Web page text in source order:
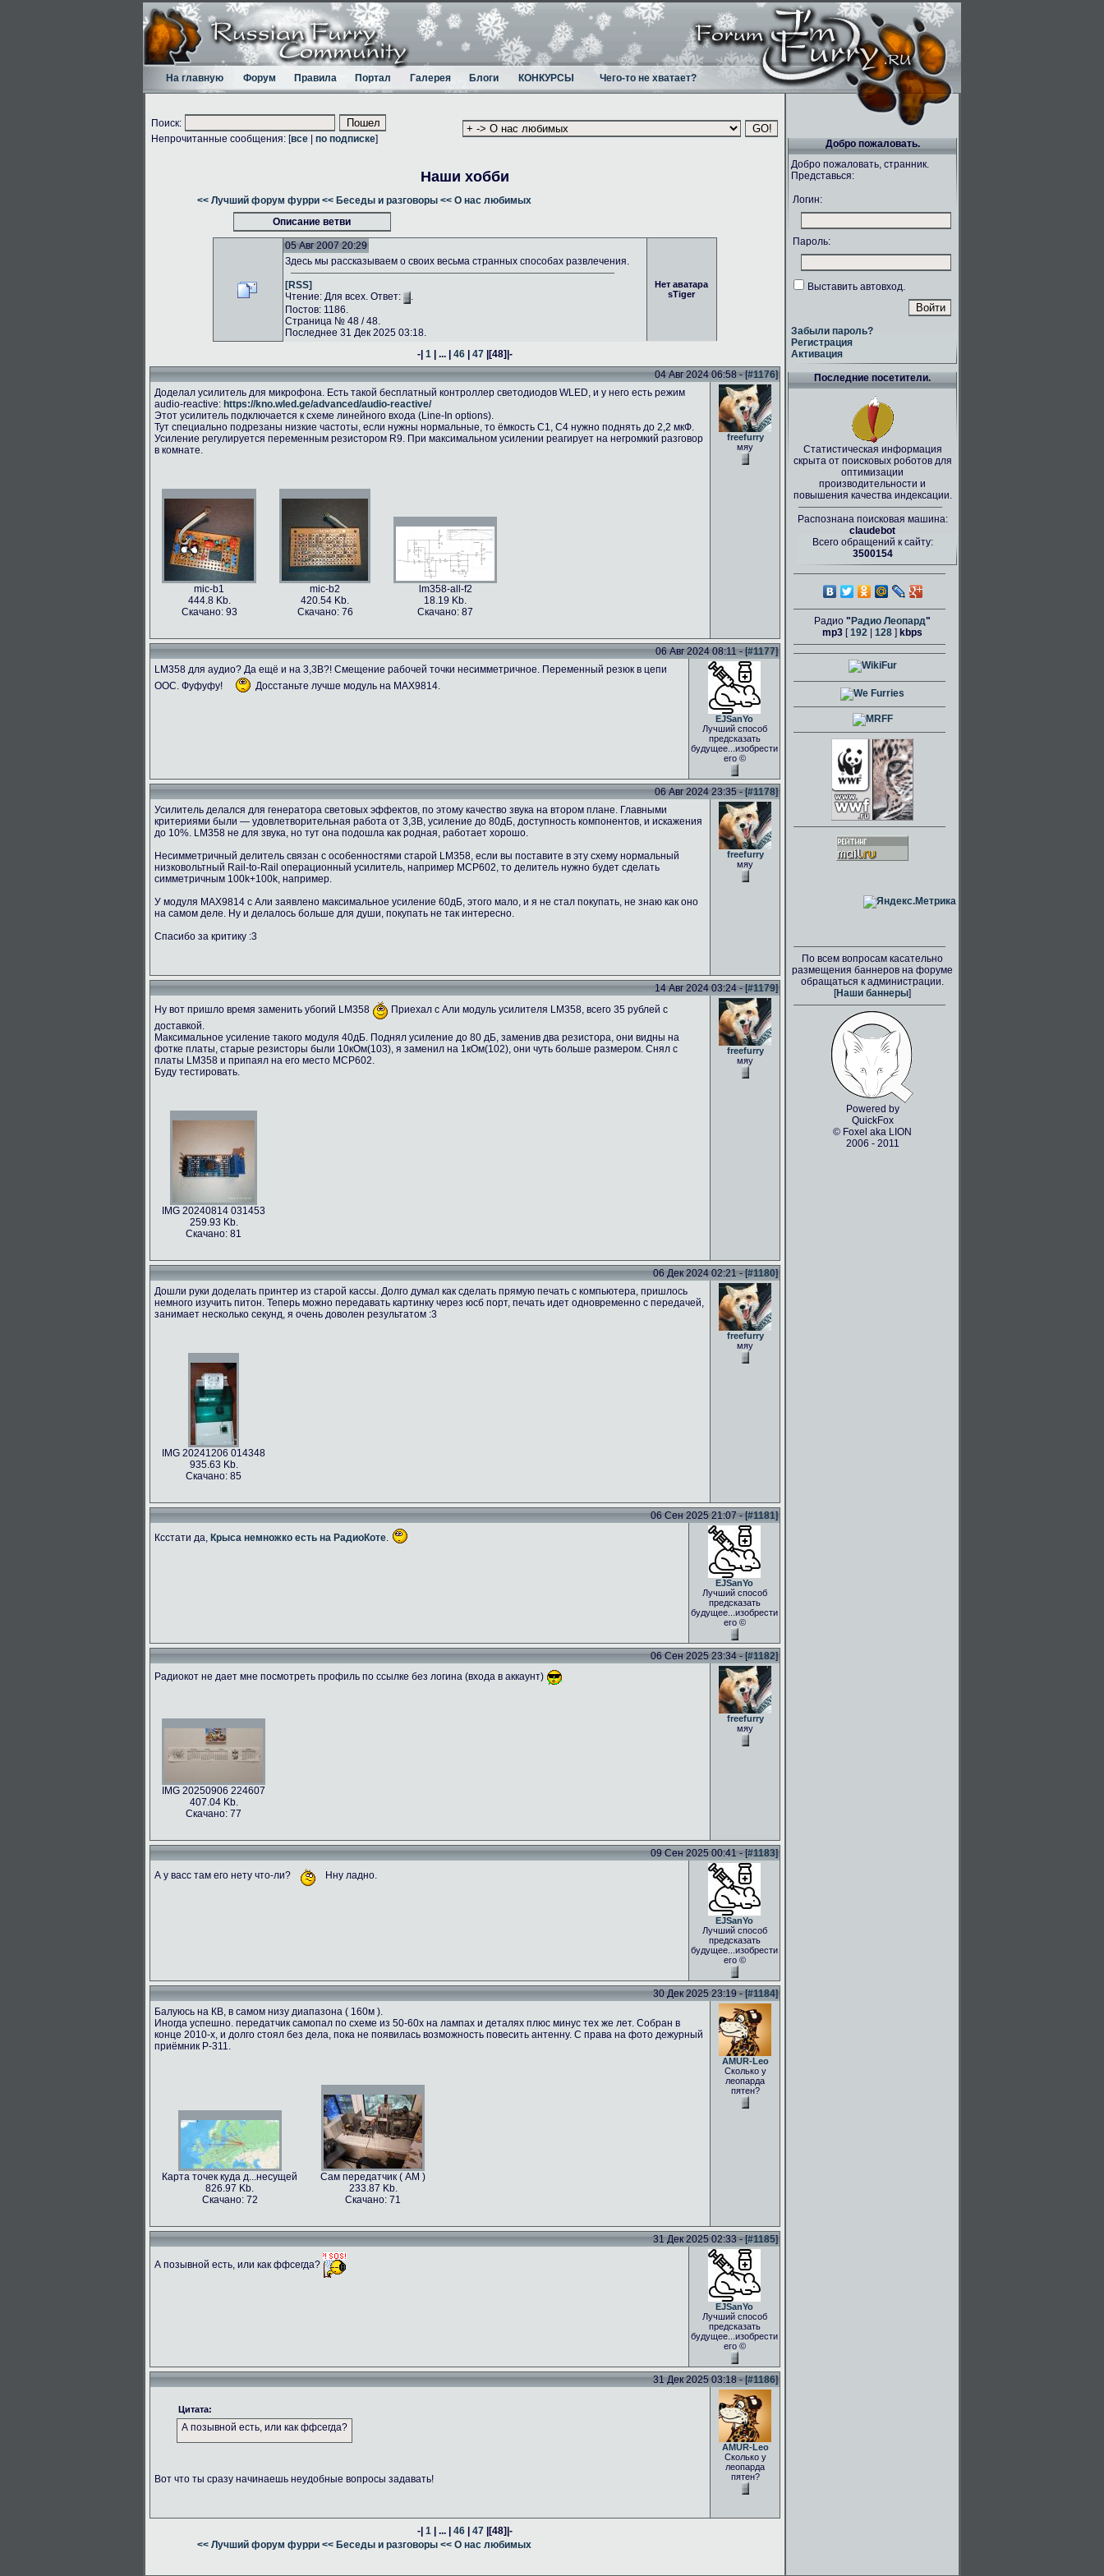
На главную Форум Правила Портал Галерея Блоги КОНКУРСЫ Чего-то не хватает?
Поиск:
Непрочитанные сообщения: [все по подписке]
Наши хобби
<< Лучший форум фурри << Беседы и разговоры << О нас любимых
Описание ветви
05 Авг 2007 20:29
Нет аватара
sTiger
Здесь мы рассказываем о своих весьма странных способах развлечения.
[RSS]
Чтение: Для всех. Ответ:
.
Постов: 1186.
Страница № 48 / 48.
Последнее 31 Дек 2025 03:18.
-| 1 | ... | 46 | 47 |[48]|-
04 Авг 2024 06:58 - [#1176]
Доделал усилитель для микрофона. Есть такой бесплатный контроллер светодиодов WLED, и у него есть режим
audio-reactive: https://kno.wled.ge/advanced/audio-reactive/
Этот усилитель подключается к схеме линейного входа (Line-In options).
Тут специально подрезаны низкие частоты, если нужны нормальные, то ёмкость C1, C4 нужно поднять до 2,2 мкФ.
Усиление регулируется переменным резистором R9. При максимальном усилении реагирует на негромкий разговор
в комнате.
mic-b1
444.8 Kb.
Скачано: 93
mic-b2
420.54 Kb.
Скачано: 76
lm358-all-f2
18.19 Kb.
Скачано: 87
freefurry
мяу
06 Авг 2024 08:11 - [#1177]
LM358 для аудио? Да ещё и на 3,3В?! Смещение рабочей точки несимметричное. Переменный резюк в цепи
ООС. Фуфуфу!
Досстаньте лучше модуль на MAX9814.
EJSanYo
Лучший способ
предсказать
будущее...изобрести
его ©
06 Авг 2024 23:35 - [#1178]
Усилитель делался для генератора световых эффектов, по этому качество звука на втором плане. Главными
критериями были — удовлетворительная работа от 3,3В, усиление до 80дБ, доступность компонентов, и искажения
до 10%. LM358 не для звука, но тут она подошла как родная, работает хорошо.
Несимметричный делитель связан с особенностями старой LM358, если вы поставите в эту схему нормальный
низковольтный Rail-to-Rail операционный усилитель, например MCP602, то делитель нужно будет сделать
симметричным 100k+100k, например.
У модуля MAX9814 с Али заявлено максимальное усиление 60дБ, этого мало, и я не стал покупать, не знаю как оно
на самом деле. Ну и делалось больше для души, покупать не так интересно.
Спасибо за критику :3
freefurry
мяу
14 Авг 2024 03:24 - [#1179]
Ну вот пришло время заменить убогий LM358
Приехал с Али модуль усилителя LM358, всего 35 рублей с
доставкой.
Максимальное усиление такого модуля 40дБ. Поднял усиление до 80 дБ, заменив два резистора, они видны на
фотке платы, старые резисторы были 10кОм(103), я заменил на 1кОм(102), они чуть больше размером. Снял с
платы LM358 и припаял на его место MCP602.
Буду тестировать.
IMG 20240814 031453
259.93 Kb.
Скачано: 81
freefurry
мяу
06 Дек 2024 02:21 - [#1180]
Дошли руки доделать принтер из старой кассы. Долго думал как сделать прямую печать с компьютера, пришлось
немного изучить питон. Теперь можно передавать картинку через юсб порт, печать идет одновременно с передачей,
занимает несколько секунд, я очень доволен результатом :3
IMG 20241206 014348
935.63 Kb.
Скачано: 85
freefurry
мяу
06 Сен 2025 21:07 - [#1181]
Ксстати да, Крыса немножко есть на РадиоКоте
EJSanYo
Лучший способ
предсказать
будущее...изобрести
его ©
06 Сен 2025 23:34 - [#1182]
Радиокот не дает мне посмотреть профиль по ссылке без логина (входа в аккаунт)
IMG 20250906 224607
407.04 Kb.
Скачано: 77
freefurry
мяу
09 Сен 2025 00:41 - [#1183]
А у васс там его нету что-ли?
Нну ладно.
EJSanYo
Лучший способ
предсказать
будущее...изобрести
его ©
30 Дек 2025 23:19 - [#1184]
Балуюсь на КВ, в самом низу диапазона ( 160м ).
Иногда успешно. передатчик самопал по схеме из 50-60х на лампах и деталях плюс минус тех же лет. Собран в
конце 2010-х, и долго стоял без дела, пока не появилась возможность повесить антенну. С права на фото дежурный
приёмник Р-311.
Карта точек куда д...несущей
826.97 Kb.
Скачано: 72
Сам передатчик ( АМ )
233.87 Kb.
Скачано: 71
AMUR-Leo
Сколько у
леопарда
пятен?
31 Дек 2025 02:33 - [#1185]
А позывной есть, или как ффсегда?
EJSanYo
Лучший способ
предсказать
будущее...изобрести
его ©
31 Дек 2025 03:18 - [#1186]
Цитата:
А позывной есть, или как ффсегда?
Вот что ты сразу начинаешь неудобные вопросы задавать!
AMUR-Leo
Сколько у
леопарда
пятен?
-| 1 | ... | 46 | 47 |[48]|-
<< Лучший форум фурри << Беседы и разговоры << О нас любимых
Добро пожаловать.
Добро пожаловать, странник.
Представься:
Логин:
Пароль:
Выставить автовход.
Забыли пароль?
Регистрация
Активация
Последние посетители.
Статистическая информация
скрыта от поисковых роботов для
оптимизации
производительности и
повышения качества индексации.
Распознана поисковая машина:
claudebot
Всего обращений к сайту:
3500154
Радио " Радио Леопард"
mp3 [192 128 ] kbps
По всем вопросам касательно
размещения баннеров на форуме
обращаться к администрации.
[Наши баннеры]
Powered by
QuickFox
© Foxel aka LION
2006 - 2011